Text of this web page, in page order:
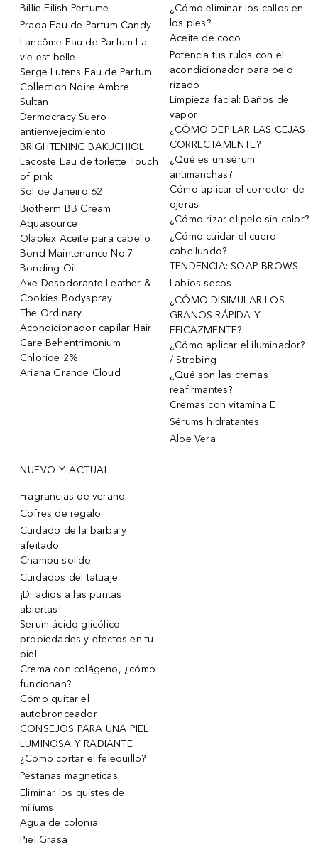
Billie Eilish Perfume
Prada Eau de Parfum Candy
Lancôme Eau de Parfum La
vie est belle
Serge Lutens Eau de Parfum
Collection Noire Ambre
Sultan
Dermocracy Suero
antienvejecimiento
BRIGHTENING BAKUCHIOL
Lacoste Eau de toilette Touch
of pink
Sol de Janeiro 62
Biotherm BB Cream
Aquasource
Olaplex Aceite para cabello
Bond Maintenance No.7
Bonding Oil
Axe Desodorante Leather &
Cookies Bodyspray
The Ordinary
Acondicionador capilar Hair
Care Behentrimonium
Chloride 2%
Ariana Grande Cloud
¿Cómo eliminar los callos en
los pies?
Aceite de coco
Potencia tus rulos con el
acondicionador para pelo
rizado
Limpieza facial: Baños de
vapor
¿CÓMO DEPILAR LAS CEJAS
CORRECTAMENTE?
¿Qué es un sérum
antimanchas?
Cómo aplicar el corrector de
ojeras
¿Cómo rizar el pelo sin calor?
¿Cómo cuidar el cuero
cabellundo?
TENDENCIA: SOAP BROWS
Labios secos
¿CÓMO DISIMULAR LOS
GRANOS RÁPIDA Y
EFICAZMENTE?
¿Cómo aplicar el iluminador?
/ Strobing
¿Qué son las cremas
reafirmantes?
Cremas con vitamina E
Sérums hidratantes
Aloe Vera
NUEVO Y ACTUAL
Fragrancias de verano
Cofres de regalo
Cuidado de la barba y
afeitado
Champu solido
Cuidados del tatuaje
¡Di adiós a las puntas
abiertas!
Serum ácido glicólico:
propiedades y efectos en tu
piel
Crema con colágeno, ¿cómo
funcionan?
Cómo quitar el
autobronceador
CONSEJOS PARA UNA PIEL
LUMINOSA Y RADIANTE
¿Cómo cortar el felequillo?
Pestanas magneticas
Eliminar los quistes de
miliums
Agua de colonia
Piel Grasa